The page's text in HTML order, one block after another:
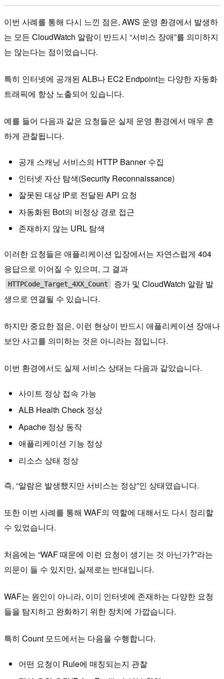
이번 사례를 통해 다시 느낀 점은, AWS 운영 환경에서 발생하
는 모든 CloudWatch 알람이 반드시 “서비스 장애”를 의미하지
는 않는다는 점이었습니다.
특히 인터넷에 공개된 ALB나 EC2 Endpoint는 다양한 자동화
트래픽에 항상 노출되어 있습니다.
예를 들어 다음과 같은 요청들은 실제 운영 환경에서 매우 흔
하게 관찰됩니다.
공개 스캐닝 서비스의 HTTP Banner 수집
인터넷 자산 탐색(Security Reconnaissance)
잘못된 대상 IP로 전달된 API 요청
자동화된 Bot의 비정상 경로 접근
존재하지 않는 URL 탐색
이러한 요청들은 애플리케이션 입장에서는 자연스럽게 404
응답으로 이어질 수 있으며, 그 결과
HTTPCode_Target_4XX_Count
증가 및 CloudWatch 알람 발
생으로 연결될 수 있습니다.
하지만 중요한 점은, 이런 현상이 반드시 애플리케이션 장애나
보안 사고를 의미하는 것은 아니라는 점입니다.
이번 환경에서도 실제 서비스 상태는 다음과 같았습니다.
사이트 정상 접속 가능
ALB Health Check 정상
Apache 정상 동작
애플리케이션 기능 정상
리소스 상태 정상
즉, “알람은 발생했지만 서비스는 정상”인 상태였습니다.
또한 이번 사례를 통해 WAF의 역할에 대해서도 다시 정리할
수 있었습니다.
처음에는 “WAF 때문에 이런 요청이 생기는 것 아닌가?”라는
의문이 들 수 있지만, 실제로는 반대입니다.
WAF는 원인이 아니라, 이미 인터넷에 존재하는 다양한 요청
들을 탐지하고 완화하기 위한 장치에 가깝습니다.
특히 Count 모드에서는 다음을 수행합니다.
어떤 요청이 Rule에 매칭되는지 관찰